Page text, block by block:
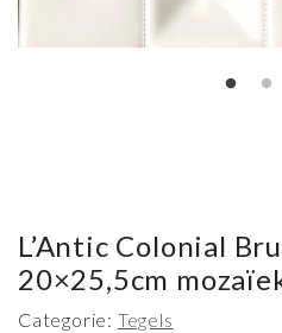
L’Antic Colonial
20×25,5cm
Categorie: Tegels